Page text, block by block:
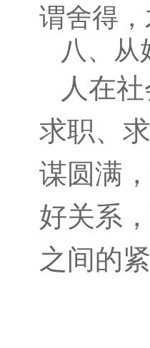
谓舍得，
八、从
人在
求职、
谋圆满
好关系
之间的